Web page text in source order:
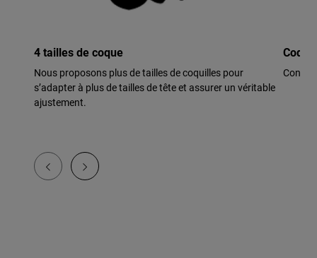
4 tailles de coque
Nous proposons plus de tailles de coquilles pour
s’adapter à plus de tailles de tête et assurer un véritable
ajustement.